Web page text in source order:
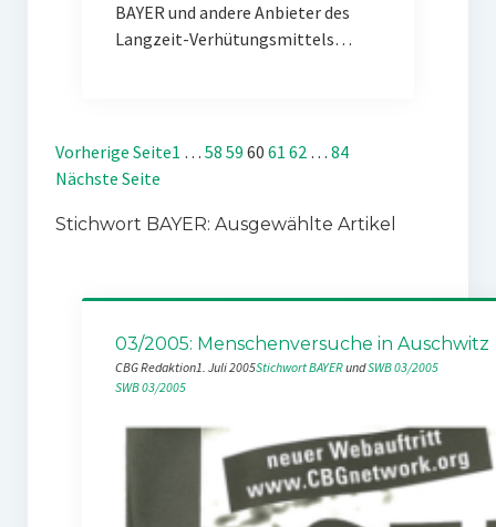
BAYER und andere Anbieter des
Langzeit-Verhütungsmittels…
Vorherige Seite1 … 58 59 60 61 62 … 84
Nächste Seite
Stichwort BAYER: Ausgewählte Artikel
03/2005: Menschenversuche in Auschwitz
CBG Redaktion1. Juli 2005Stichwort BAYER und SWB 03/2005
SWB 03/2005